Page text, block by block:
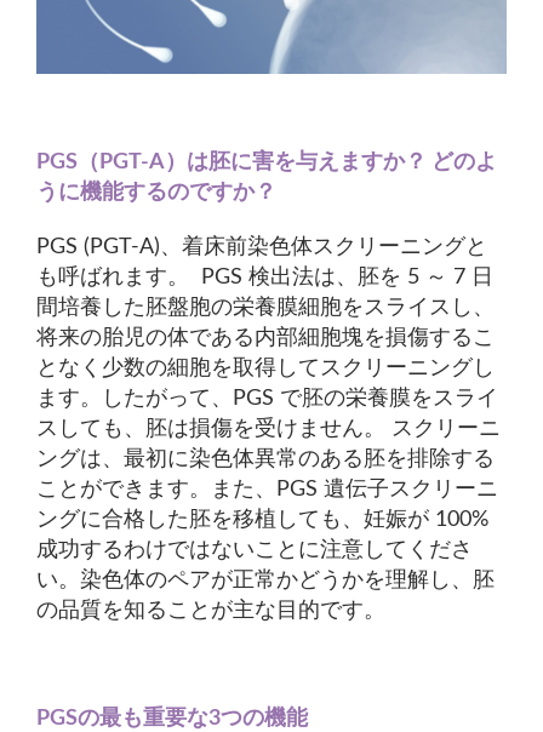
PGS（PGT-A）は胚に害を与えますか？ どのよ
うに機能するのですか？
PGS (PGT-A)、着床前染色体スクリーニングと
も呼ばれます。 PGS 検出法は、胚を 5 ～ 7 日
間培養した胚盤胞の栄養膜細胞をスライスし、
将来の胎児の体である内部細胞塊を損傷するこ
となく少数の細胞を取得してスクリーニングし
ます。したがって、PGS で胚の栄養膜をスライ
スしても、胚は損傷を受けません。 スクリーニ
ングは、最初に染色体異常のある胚を排除する
ことができます。また、PGS 遺伝子スクリーニ
ングに合格した胚を移植しても、妊娠が 100%
成功するわけではないことに注意してくださ
い。染色体のペアが正常かどうかを理解し、胚
の品質を知ることが主な目的です。
PGSの最も重要な3つの機能